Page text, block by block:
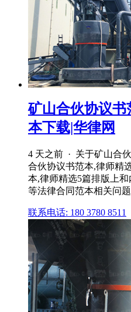
矿山合伙协议书
本下载|华律网
4 天之前 · 关于矿山合
合伙协议书范本,律师精
本,律师精选5篇排版上
等法律合同范本相关问
联系电话: 180 3780 8511